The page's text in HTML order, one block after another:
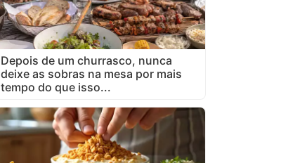
Depois de um churrasco, nunca
deixe as sobras na mesa por mais
tempo do que isso...